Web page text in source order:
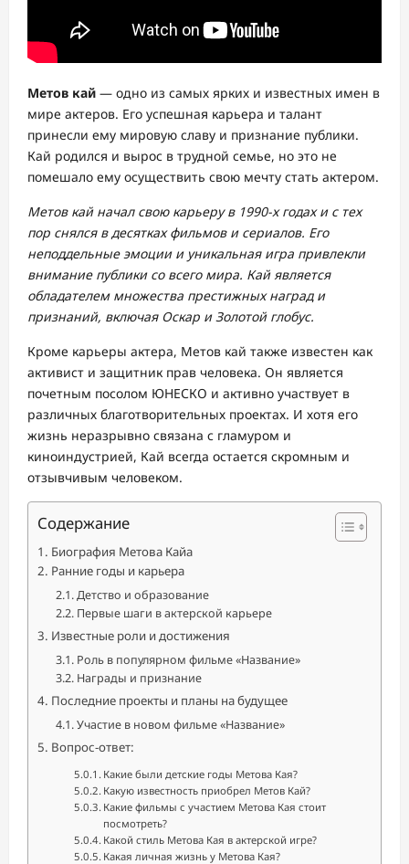
Метов кай — одно из самых ярких и известных имен в
мире актеров. Его успешная карьера и талант
принесли ему мировую славу и признание публики.
Кай родился и вырос в трудной семье, но это не
помешало ему осуществить свою мечту стать актером.
Метов кай начал свою карьеру в 1990-х годах и с тех
пор снялся в десятках фильмов и сериалов. Его
неподдельные эмоции и уникальная игра привлекли
внимание публики со всего мира. Кай является
обладателем множества престижных наград и
признаний, включая Оскар и Золотой глобус.
Кроме карьеры актера, Метов кай также известен как
активист и защитник прав человека. Он является
почетным посолом ЮНЕСКО и активно участвует в
различных благотворительных проектах. И хотя его
жизнь неразрывно связана с гламуром и
киноиндустрией, Кай всегда остается скромным и
отзывчивым человеком.
Содержание
Биография Метова Кайа
Ранние годы и карьера
Детство и образование
Первые шаги в актерской карьере
Известные роли и достижения
Роль в популярном фильме «Название»
Награды и признание
Последние проекты и планы на будущее
Участие в новом фильме «Название»
Вопрос-ответ:
Какие были детские годы Метова Кая?
Какую известность приобрел Метов Кай?
Какие фильмы с участием Метова Кая стоит
посмотреть?
Какой стиль Метова Кая в актерской игре?
Какая личная жизнь у Метова Кая?